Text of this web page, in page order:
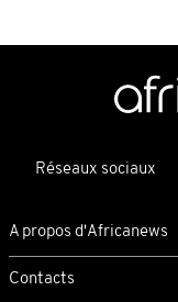
Réseaux sociaux
A propos d'Africanews
Contacts